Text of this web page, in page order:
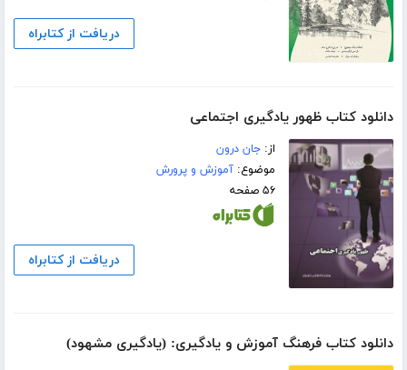
دریافت از کتابراه
دانلود کتاب ظهور یادگیری اجتماعی
از:جان درون
موضوع:آموزش و پرورش
۵۶ صفحه
دریافت از کتابراه
دانلود کتاب فرهنگ آموزش و یادگیری: (یادگیری مشهود)